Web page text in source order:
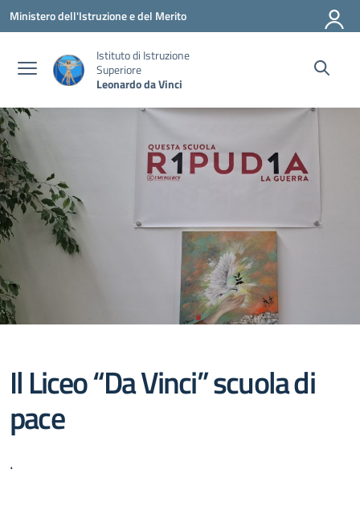
Vai ai contenuti
Vai al menu di navigazione
Vai al footer
Ministero dell'Istruzione e del Merito
Istituto di Istruzione
Superiore
Leonardo da Vinci
Il Liceo “Da Vinci” scuola di
pace
.